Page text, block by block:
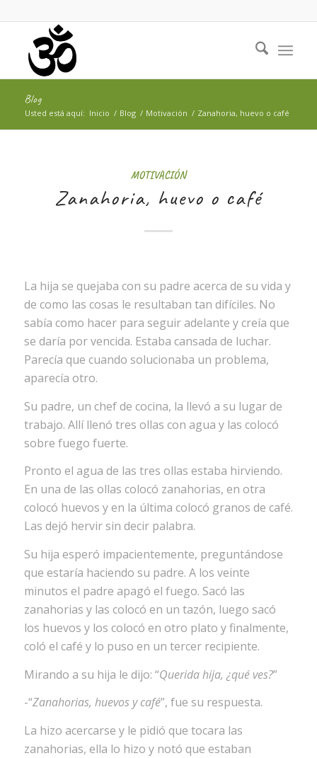
Blog
Usted está aquí: Inicio / Blog / Motivación / Zanahoria, huevo o café
MOTIVACIÓN
Zanahoria, huevo o café
La hija se quejaba con su padre acerca de su vida y
de como las cosas le resultaban tan difíciles. No
sabía como hacer para seguir adelante y creía que
se daría por vencida. Estaba cansada de luchar.
Parecía que cuando solucionaba un problema,
aparecía otro.
Su padre, un chef de cocina, la llevó a su lugar de
trabajo. Allí llenó tres ollas con agua y las colocó
sobre fuego fuerte.
Pronto el agua de las tres ollas estaba hirviendo.
En una de las ollas colocó zanahorias, en otra
colocó huevos y en la última colocó granos de café.
Las dejó hervir sin decir palabra.
Su hija esperó impacientemente, preguntándose
que estaría haciendo su padre. A los veinte
minutos el padre apagó el fuego. Sacó las
zanahorias y las colocó en un tazón, luego sacó
los huevos y los colocó en otro plato y finalmente,
coló el café y lo puso en un tercer recipiente.
Mirando a su hija le dijo: “Querida hija, ¿qué ves?”
-“Zanahorias, huevos y café”, fue su respuesta.
La hizo acercarse y le pidió que tocara las
zanahorias, ella lo hizo y notó que estaban